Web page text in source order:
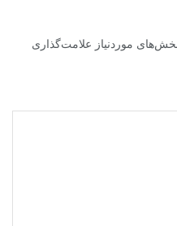
موردنیاز علامت‌گذاری